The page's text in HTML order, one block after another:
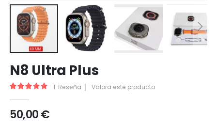
al
comienzo
de
la
galería
de
N8 Ultra Plus
Valoración: 1 Reseña Valora este producto
50,00 €